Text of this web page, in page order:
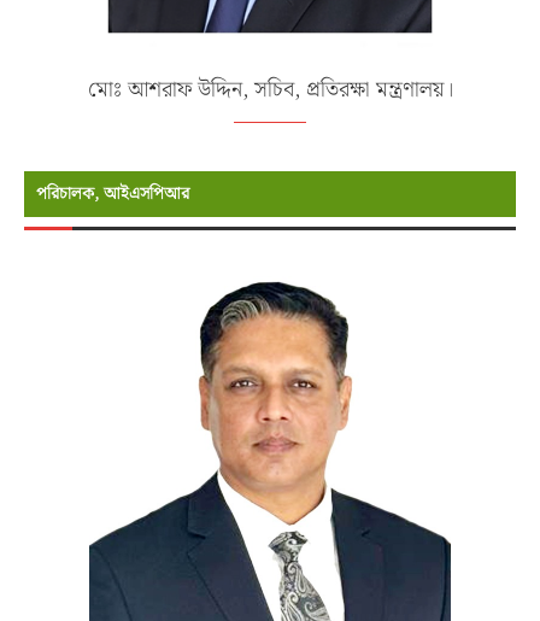
মোঃ আশরাফ উদ্দিন, সচিব, প্রতিরক্ষা মন্ত্রণালয়।
পরিচালক, আইএসপিআর